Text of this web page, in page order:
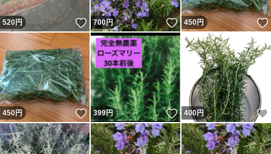
宜しくお願いします。
(*^_^*)
520円 いいね！
700円 いいね！
450円
450円 いいね！
399円 いいね！
400円